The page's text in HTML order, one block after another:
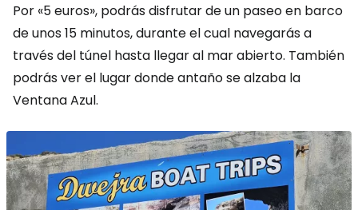
Por «5 euros», podrás disfrutar de un paseo en barco
de unos 15 minutos, durante el cual navegarás a
través del túnel hasta llegar al mar abierto. También
podrás ver el lugar donde antaño se alzaba la
Ventana Azul.